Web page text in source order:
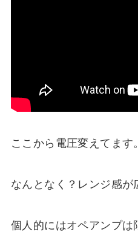
ここから電圧変えてます。
なんとなく？レンジ感が
個人的にはオペアンプは